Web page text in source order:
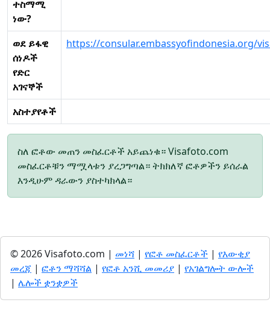
ተስማሚ
ነው?
ወደ ይፋዊ
ሰነዶች
የድር
አገናኞች
https://consular.embassyofindonesia.org/
አስተያየቶች
ስለ ፎቶው መጠን መስፈርቶች አይጨነቁ። Visafoto.com
መስፈርቶቹን ማሟላቱን ያረጋግጣል። ትክክለኛ ፎቶዎችን ይሰራል
እንዲሁም ዳራውን ያስተካክላል።
© 2026 Visafoto.com | መነሻ | የፎቶ መስፈርቶች | የእውቂያ
መረጃ | ፎቶን ማሻሻል | የፎቶ አንሺ መመሪያ | የአገልግሎት ውሎች
| ሌሎች ቋንቋዎች